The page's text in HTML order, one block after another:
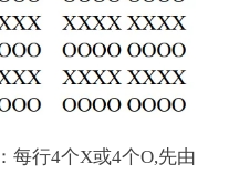
行4个X或4个O,先由